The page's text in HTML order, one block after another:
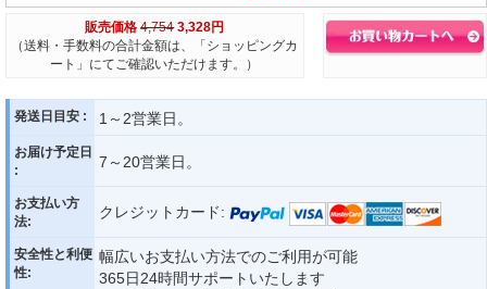
販売価格 4,754 3,328円
（送料・手数料の合計金額は、「ショッピングカ
ート」にてご確認いただけます。）
発送日目安 : 1～2営業日。
お届け予定日
:
7～20営業日。
お支払い方
法:
クレジットカード:
安全性と利便
性:
幅広いお支払い方法でのご利用が可能
365日24時間サポートいたします